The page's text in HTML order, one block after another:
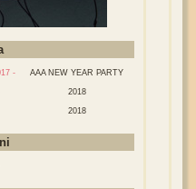
- AAA NEW YEAR PARTY
2018
2018